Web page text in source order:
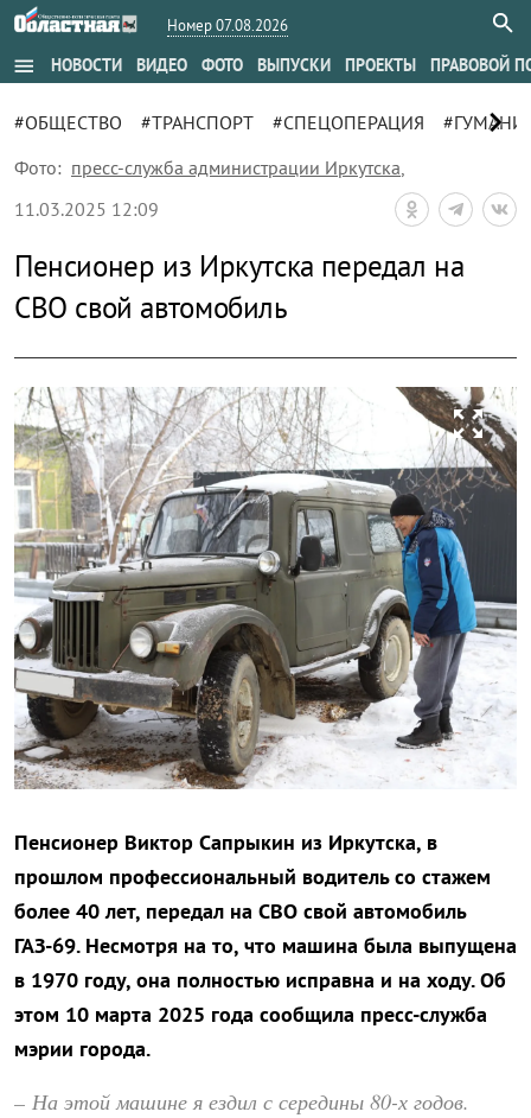
Номер 07.08.2026
menu НОВОСТИ ВИДЕО ФОТО ВЫПУСКИ ПРОЕКТЫ ПРАВОВОЙ
#ОБЩЕСТВО #ТРАНСПОРТ #СПЕЦОПЕРАЦИЯ chevron_right
Фото: пресс-служба администрации Иркутска,
11.03.2025 12:09
Пенсионер из Иркутска передал на
СВО свой автомобиль
zoom_out_map
Пенсионер Виктор Сапрыкин из Иркутска, в
прошлом профессиональный водитель со стажем
более 40 лет, передал на СВО свой автомобиль
ГАЗ-69. Несмотря на то, что машина была выпущена
в 1970 году, она полностью исправна и на ходу. Об
этом 10 марта 2025 года сообщила пресс-служба
мэрии города.
– На этой машине я ездил с середины 80-х годов.